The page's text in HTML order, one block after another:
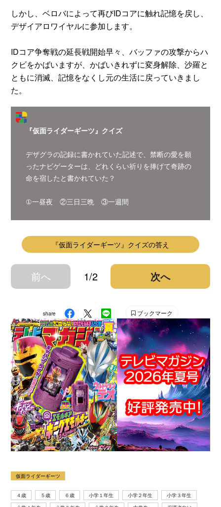
しかし、ベロバによって再びIDコアに触れ記憶を戻し、
デザイアロワイヤルに参加します。
IDコア争奪戦の延長戦開始早々、バッファの攻撃からハ
クビをかばいますが、かばいきれずに変身解除、沙羅と
ともに消滅、記憶をなくし元の生活に戻っていきまし
た。
『仮面ライダーギーツ』クイズ
デザグラの記録に書かれていた記述で、禁断の愛を願
ったナビゲーターは、どれくらい祈りを捧げて奇跡の
命を宿したと書かれていた？
①一昼夜 ②三日三晩 ③一週間
『仮面ライダーギーツ』クイズの答え
前へ 1/2 次へ
share ブックマーク
仮面ライダーギーツ
４歳 ５歳 ６歳 小学１年生 小学２年生
小学３年生